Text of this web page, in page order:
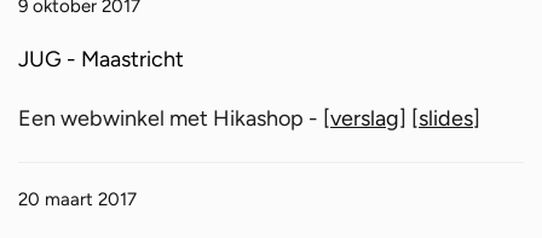
9 oktober 2017
JUG - Maastricht
Een webwinkel met Hikashop - [verslag] [slides]
20 maart 2017